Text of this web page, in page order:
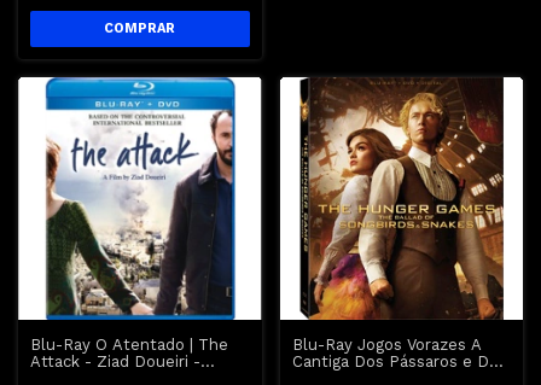
Blu-Ray O Atentado | The
Attack - Ziad Doueiri -
Blu-Ray Jogos Vorazes A
Cantiga Dos Pássaros e Das